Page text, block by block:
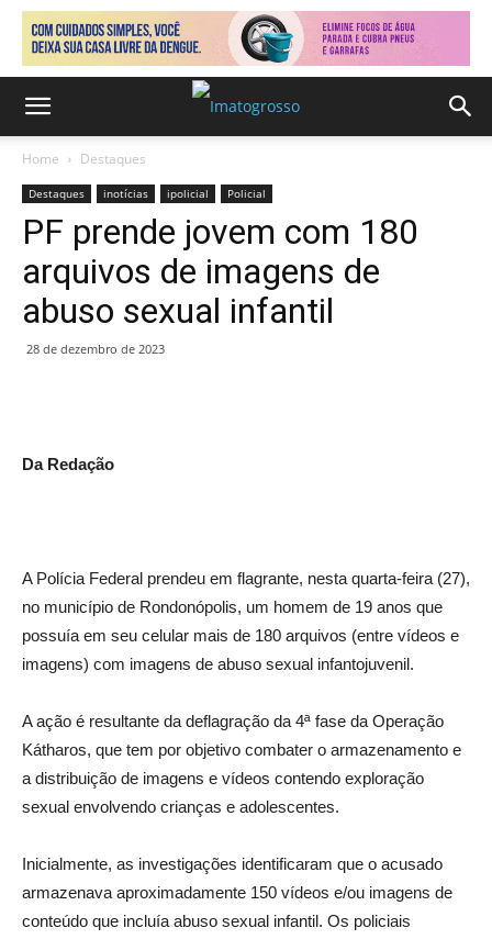
Home Destaques
Destaques inotícias ipolicial Policial
PF prende jovem com 180
arquivos de imagens de
abuso sexual infantil
28 de dezembro de 2023
Da Redação
A Polícia Federal prendeu em flagrante, nesta quarta-feira (27),
no município de Rondonópolis, um homem de 19 anos que
possuía em seu celular mais de 180 arquivos (entre vídeos e
imagens) com imagens de abuso sexual infantojuvenil.
A ação é resultante da deflagração da 4ª fase da Operação
Kátharos, que tem por objetivo combater o armazenamento e
a distribuição de imagens e vídeos contendo exploração
sexual envolvendo crianças e adolescentes.
Inicialmente, as investigações identificaram que o acusado
armazenava aproximadamente 150 vídeos e/ou imagens de
conteúdo que incluía abuso sexual infantil. Os policiais